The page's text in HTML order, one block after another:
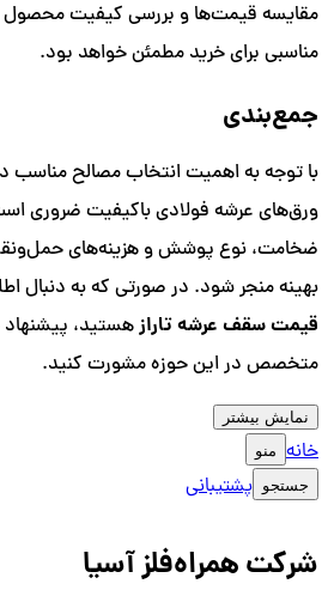
مقایسه قیمت‌ها و بررسی کیفیت محصول از
مناسبی برای خرید مطمئن خواهد بود.
جمع‌بندی
با توجه به اهمیت انتخاب مصالح مناسب
ورق‌های عرشه فولادی باکیفیت ضروری
ضخامت، نوع پوشش و هزینه‌های حمل‌ونقل
بهینه منجر شود. در صورتی که به دنبال
قیمت سقف عرشه تارازهستید، پیشنهاد
متخصص در این حوزه مشورت کنید.
نمایش بیشتر
خانه منو
جستجو پشتیبانی
شرکت همراه‌فلز آسیا